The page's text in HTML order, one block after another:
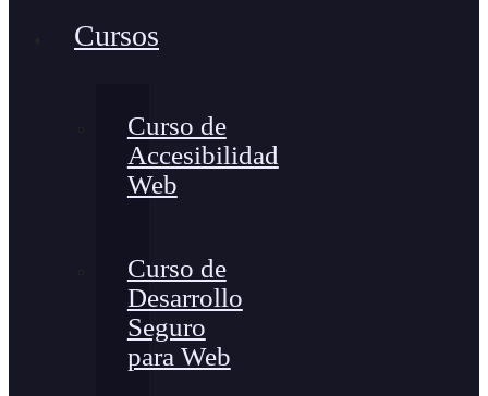
Cursos
Curso de
Accesibilidad
Web
Curso de
Desarrollo
Seguro
para Web